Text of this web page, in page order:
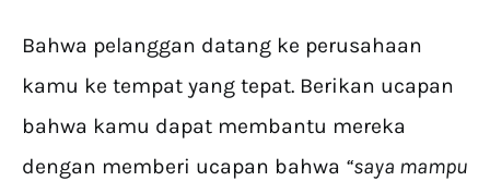
Bahwa pelanggan datang ke perusahaan
kamu ke tempat yang tepat. Berikan ucapan
bahwa kamu dapat membantu mereka
dengan memberi ucapan bahwa “saya mampu